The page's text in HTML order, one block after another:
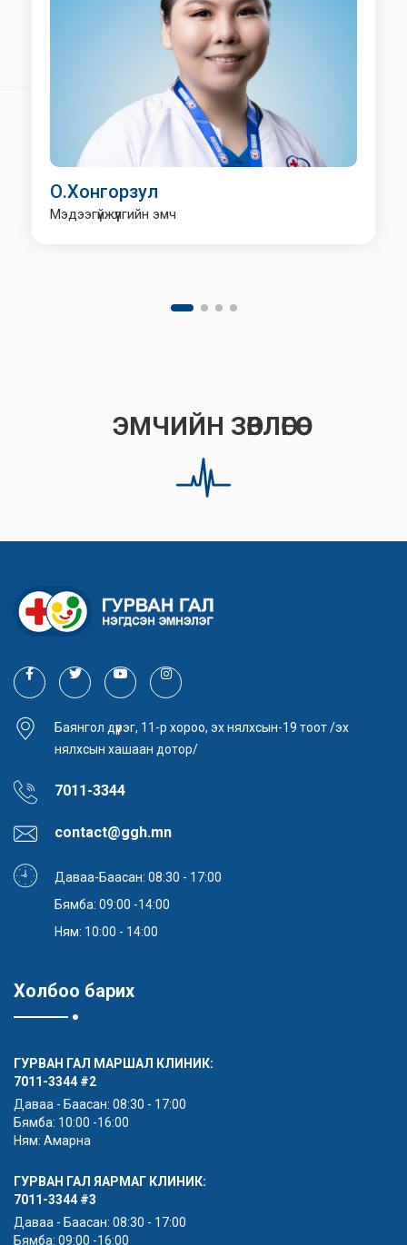
О.Хонгорзул
Мэдээгүйжүүлгийн эмч
ЭМЧИЙН ЗӨВЛӨГӨӨ
Баянгол дүүрэг, 11-р хороо, эх нялхсын-19 тоот /эх
нялхсын хашаан дотор/
7011-3344
contact@ggh.mn
Даваа-Баасан: 08:30 - 17:00
Бямба: 09:00 -14:00
Ням: 10:00 - 14:00
Холбоо барих
ГУРВАН ГАЛ МАРШАЛ КЛИНИК:
7011-3344 #2
Даваа - Баасан: 08:30 - 17:00
Бямба: 10:00 -16:00
Ням: Амарна
ГУРВАН ГАЛ ЯАРМАГ КЛИНИК:
7011-3344 #3
Даваа - Баасан: 08:30 - 17:00
Бямба: 09:00 -16:00